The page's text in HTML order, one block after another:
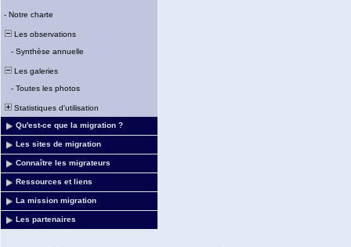
- Notre charte
Les observations
- Synthèse annuelle
Les galeries
- Toutes les photos
Statistiques d'utilisation
Qu'est-ce que la migration ?
Les sites de migration
Connaître les migrateurs
Ressources et liens
La mission migration
Les partenaires